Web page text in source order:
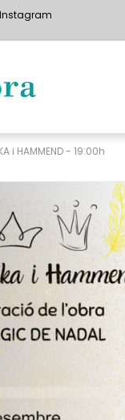
i HAMMEND - 19:00h